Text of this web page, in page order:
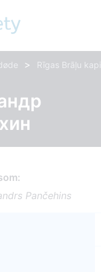
> Rīgas Brāļu kapi
Pančehins